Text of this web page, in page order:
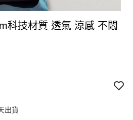
科技材質 透氣 涼感 不悶
出貨